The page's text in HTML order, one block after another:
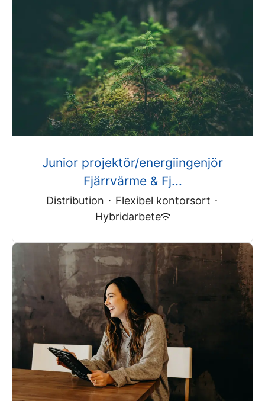
Junior projektör/energiingenjör
Fjärrvärme & Fj...
Distribution · Flexibel kontorsort ·
Hybridarbete